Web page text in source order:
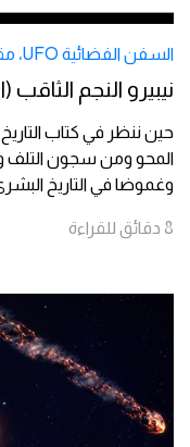
السفن الفضائية UFO ،
نيبيرو النجم الثاقب
حين ننظر في كتاب
المحو ومن سجون التلف
وغموضا في التاريخ
8 دقائق للقراءة